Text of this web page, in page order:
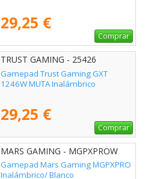
29,25 €
Comprar
TRUST GAMING - 25426
Gamepad Trust Gaming GXT
1246W MUTA Inalámbrico
29,25 €
Comprar
MARS GAMING - MGPXPROW
Gamepad Mars Gaming MGPXPRO
Inalámbrico/ Blanco